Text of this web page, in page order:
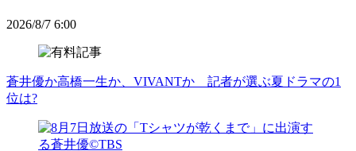
2026/8/7 6:00
蒼井優か高橋一生か、VIVANTか 記者が選ぶ夏ドラマの1
位は?